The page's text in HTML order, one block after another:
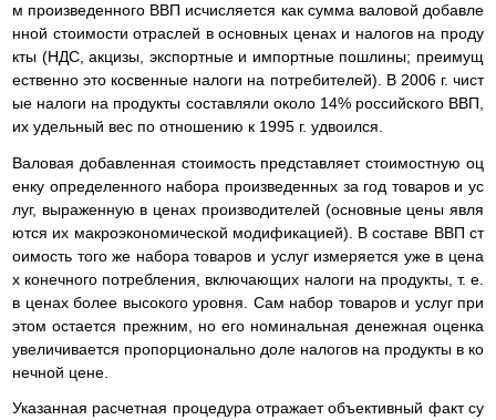
м произведенного ВВП исчисляется как сумма валовой добавле
нной стоимости отраслей в основных ценах и налогов на проду
кты (НДС, акцизы, экспортные и импортные пошлины; преимущ
ественно это косвенные налоги на потребителей). В 2006 г. чист
ые налоги на продукты составляли около 14% российского ВВП,
их удельный вес по отношению к 1995 г. удвоился.
Валовая добавленная стоимость представляет стоимостную оц
енку определенного набора произведенных за год товаров и ус
луг, выраженную в ценах производителей (основные цены явля
ются их макроэкономической модификацией). В составе ВВП ст
оимость того же набора товаров и услуг измеряется уже в цена
х конечного потребления, включающих налоги на продукты, т. е.
в ценах более высокого уровня. Сам набор товаров и услуг при
этом остается прежним, но его номинальная денежная оценка
увеличивается пропорционально доле налогов на продукты в ко
нечной цене.
Указанная расчетная процедура отражает объективный факт су